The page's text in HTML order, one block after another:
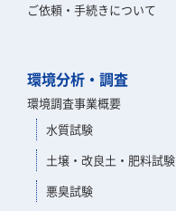
ご依頼・手続きについて
環境分析・調査
環境調査事業概要
水質試験
土壌・改良土・肥料試験
悪臭試験